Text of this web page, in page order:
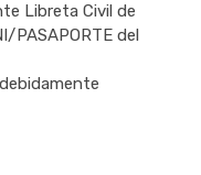
Libreta Civil de
PASAPORTE del